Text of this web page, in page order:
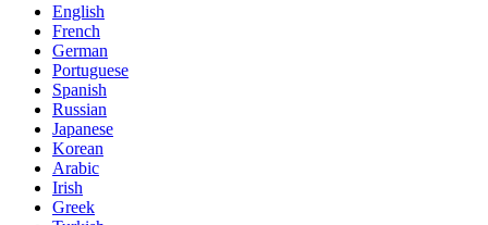
English
French
German
Portuguese
Spanish
Russian
Japanese
Korean
Arabic
Irish
Greek